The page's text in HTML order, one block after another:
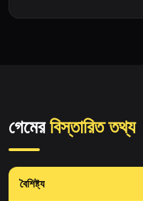
গেমেরবিস্তারিত তথ্য
বৈশিষ্ট্য